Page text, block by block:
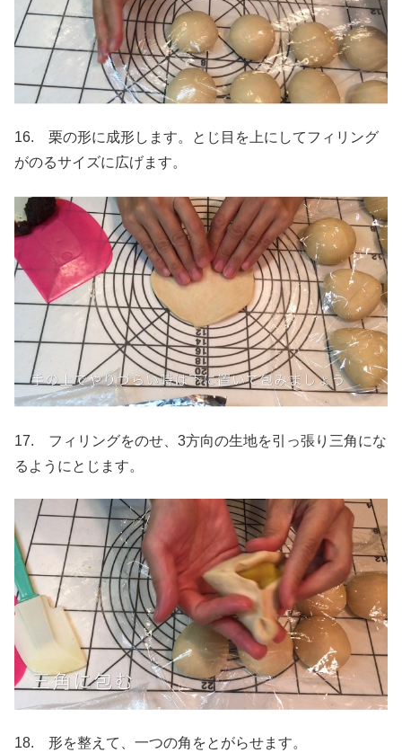
16. 栗の形に成形します。とじ目を上にしてフィリング
がのるサイズに広げます。
17. フィリングをのせ、3方向の生地を引っ張り三角にな
るようにとじます。
18. 形を整えて、一つの角をとがらせます。